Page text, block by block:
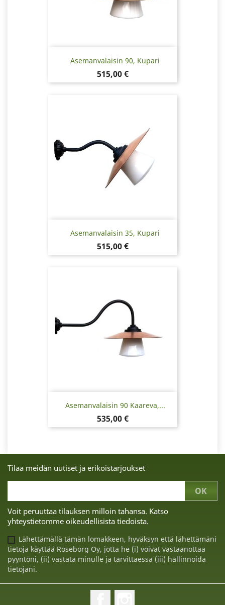
Asemanvalaisin 90, Kupari
Hinta
515,00 €
Asemanvalaisin 35, Kupari
Hinta
515,00 €
Asemanvalaisin 90 Kaareva,...
Hinta
535,00 €
Tilaa meidän uutiset ja erikoistarjoukset
Voit peruuttaa tilauksen milloin tahansa. Katso
yhteystietomme oikeudellisista tiedoista.
Lähettämällä tämän lomakkeen, hyväksyn että lähettämäni
tietoja käyttää Roseborg Oy, jotta he (i) voivat vastaanottaa
pyyntöni, (ii) vastata minulle ja tarvittaessa (iii) hallinnoida
tietojani.